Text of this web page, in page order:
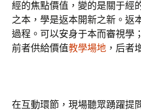
經的焦點價值，變的是關于經
之本，學是返本開新之新。返
過程。可以安身于本而審視學
前者供給價值教學場地 ，后者
在互動環節，現場聽眾踴躍提